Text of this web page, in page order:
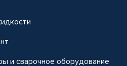
и сварочное оборудование